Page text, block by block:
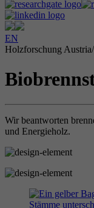
EN
Holzforschung Austria/
Wir beant­worten
und Ener­gie­holz.